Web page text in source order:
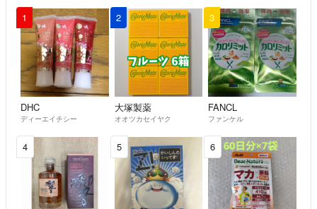
1
DHC
ディーエイチシー
2
大塚製薬
オオツカセイヤク
3
FANCL
ファンケル
4 5 6